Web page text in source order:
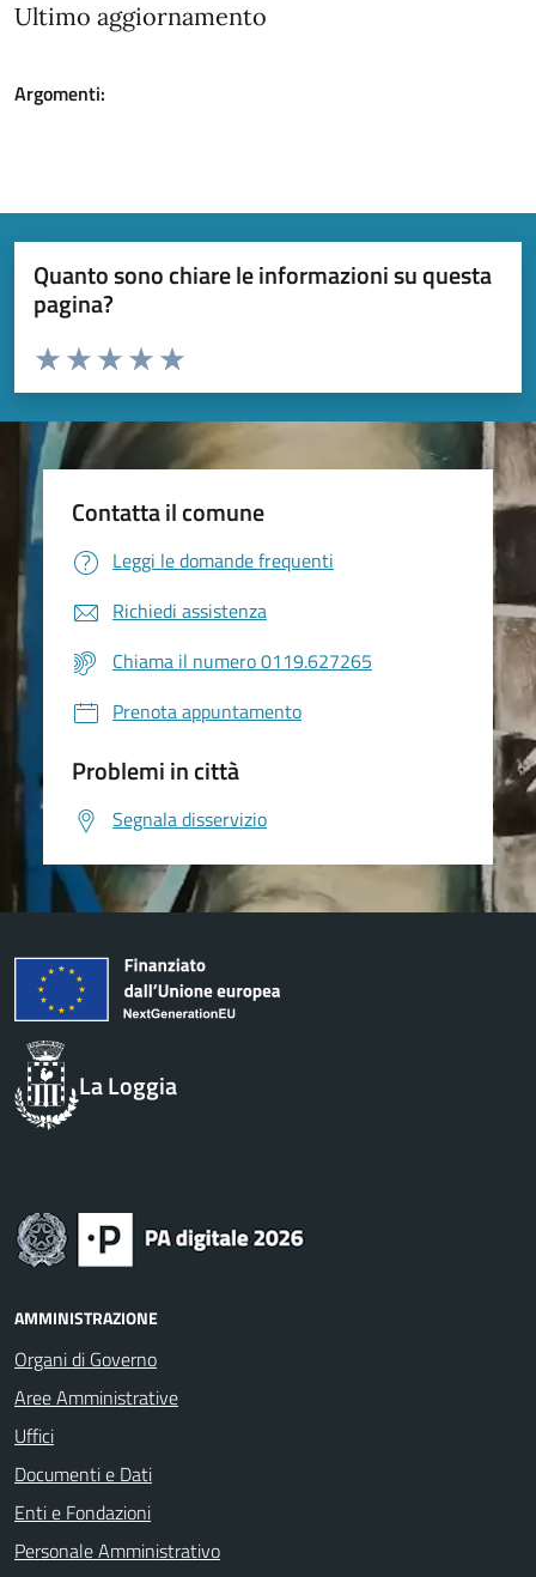
Ultimo aggiornamento
Argomenti:
Quanto sono chiare le informazioni su questa
pagina?
Valuta da 1 a 5 stelle la pagina
Valuta 5 stelle su 5
Valuta 4 stelle su 5
Valuta 3 stelle su 5
Valuta 2 stelle su 5
Valuta 1 stelle su 5
Contatta il comune
Leggi le domande frequenti
Richiedi assistenza
Chiama il numero 0119.627265
Prenota appuntamento
Problemi in città
Segnala disservizio
La Loggia
AMMINISTRAZIONE
Organi di Governo
Aree Amministrative
Uffici
Documenti e Dati
Enti e Fondazioni
Personale Amministrativo